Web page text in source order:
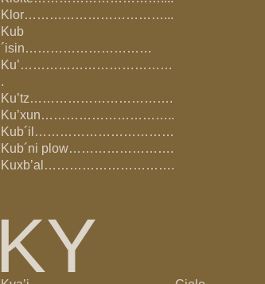
Klor……………………………...
Kub
´isin…………………………
Ku’………………………………
.
Ku’tz…………………………….
Ku’xun…………………………..
Kub´il……………………………
Kub´ni plow…………………….
Kuxb’al………………………….
KY